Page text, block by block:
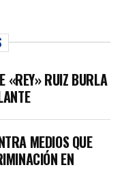
«REY» RUIZ BURLA
MEDIOS QUE
EN